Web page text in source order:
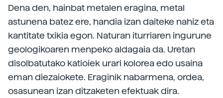
Dena den, hainbat metalen eragina, metal
astunena batez ere, handia izan daiteke nahiz eta
kantitate txikia egon. Naturan iturriaren ingurune
geologikoaren menpeko aldagaia da. Uretan
disolbatutako katioiek urari kolorea edo usaina
eman diezaiokete. Eraginik nabarmena, ordea,
osasunean izan ditzaketen efektuak dira.